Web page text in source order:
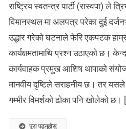
राष्ट्रिय स्वतन्त्र पार्टी (रास्वपा) ले
विमानस्थल मा अलपत्र परेका दुई
उद्धार गरेको घटनाले फेरि एकपटक
कार्यक्षमतामाथि प्रश्न उठाएको छ।
कार्यवाहक प्रमुख आशिष थापाको
मानवीय दृष्टिले सराहनीय छ। तर
गम्भीर विमर्शको ढोका पनि खोलेको छ।
पुरा पढ्नुहोस्